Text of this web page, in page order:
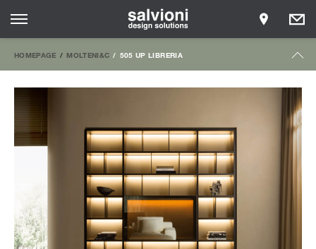
HOMEPAGE MOLTENI&C 505 UP LIBRERIA